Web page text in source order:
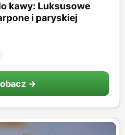
kawy: Luksusowe
i paryskiej
→